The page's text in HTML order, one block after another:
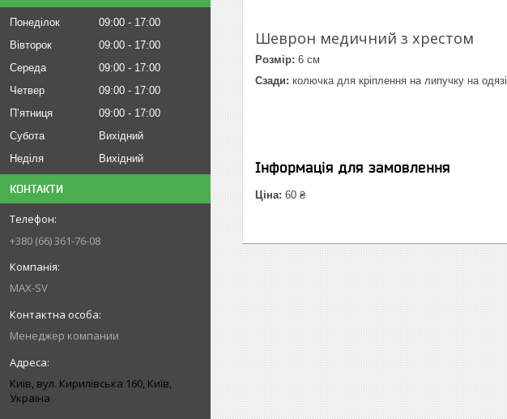
Понеділок 09:00
17:00
Вівторок
09:00
17:00
Середа
09:00
17:00
Четвер
09:00
17:00
Пʼятниця
09:00
17:00
Субота
Вихідний
Неділя
Вихідний
КОНТАКТИ
+380 (66) 361-76-08
MAX-SV
Менеджер компании
Київ, вул. Кирилівська 160, Київ,
Україна
Шеврон медичний з хрестом
Розмір: 6 см
Сзади: колючка для кріплення на липучку на одязі
Інформація для замовлення
Ціна: 60 ₴